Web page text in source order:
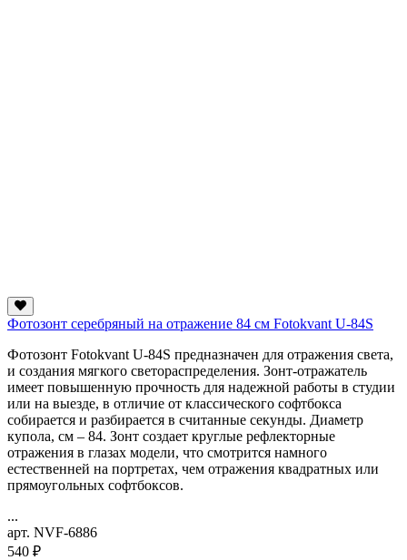
Фотозонт серебряный на отражение 84 см Fotokvant U-84S
Фотозонт Fotokvant U-84S предназначен для отражения света,
и создания мягкого светораспределения. Зонт-отражатель
имеет повышенную прочность для надежной работы в студии
или на выезде, в отличие от классического софтбокса
собирается и разбирается в считанные секунды. Диаметр
купола, см – 84. Зонт создает круглые рефлекторные
отражения в глазах модели, что смотрится намного
естественней на портретах, чем отражения квадратных или
прямоугольных софтбоксов.
...
арт. NVF-6886
540 ₽